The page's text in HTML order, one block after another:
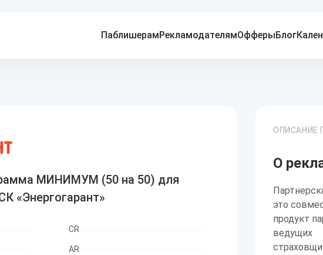
ПаблишерамРекламодателямОфферыБлог
МИНИМУМ (50 на 50) для
«Энергогарант»
CR
AR
ОПИСАНИЕ
О
это
продукт
ведущих